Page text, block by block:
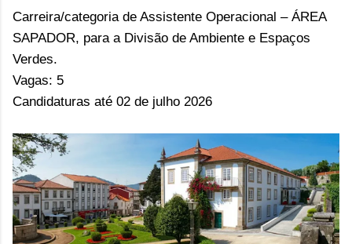
Carreira/categoria de Assistente Operacional – ÁREA
SAPADOR, para a Divisão de Ambiente e Espaços
Verdes.
Vagas: 5
Candidaturas até 02 de julho 2026